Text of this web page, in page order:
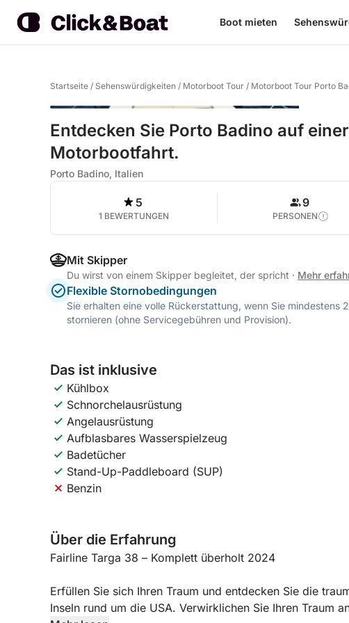
Boot mieten
Startseite / Sehenswürdigkeiten / Motorboot Tour / Motorboot Tour Porto
Entdecken Sie Porto Badino auf
Motorbootfahrt.
Porto Badino, Italien
5
1 BEWERTUNGEN
9
PERSONEN
Mit Skipper
Du wirst von einem Skipper begleitet, der spricht · Mehr
Flexible Stornobedingungen
Sie erhalten eine volle Rückerstattung, wenn Sie mindestens
stornieren (ohne Servicegebühren und Provision).
Das ist inklusive
Kühlbox
Schnorchelausrüstung
Angelausrüstung
Aufblasbares Wasserspielzeug
Badetücher
Stand-Up-Paddleboard (SUP)
Benzin
Über die Erfahrung
Fairline Targa 38 – Komplett überholt 2024
Erfüllen Sie sich Ihren Traum und entdecken Sie die
Inseln rund um die USA. Verwirklichen Sie Ihren Traum